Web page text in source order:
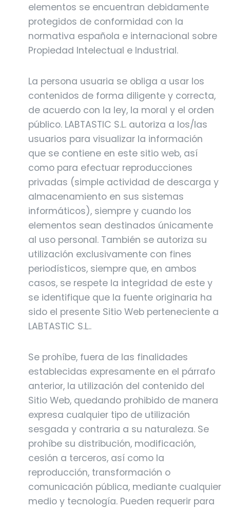
elementos se encuentran debidamente
protegidos de conformidad con la
normativa española e internacional sobre
Propiedad Intelectual e Industrial.
La persona usuaria se obliga a usar los
contenidos de forma diligente y correcta,
de acuerdo con la ley, la moral y el orden
público. LABTASTIC S.L. autoriza a los/las
usuarios para visualizar la información
que se contiene en este sitio web, así
como para efectuar reproducciones
privadas (simple actividad de descarga y
almacenamiento en sus sistemas
informáticos), siempre y cuando los
elementos sean destinados únicamente
al uso personal. También se autoriza su
utilización exclusivamente con fines
periodísticos, siempre que, en ambos
casos, se respete la integridad de este y
se identifique que la fuente originaria ha
sido el presente Sitio Web perteneciente a
LABTASTIC S.L..
Se prohíbe, fuera de las finalidades
establecidas expresamente en el párrafo
anterior, la utilización del contenido del
Sitio Web, quedando prohibido de manera
expresa cualquier tipo de utilización
sesgada y contraria a su naturaleza. Se
prohíbe su distribución, modificación,
cesión a terceros, así como la
reproducción, transformación o
comunicación pública, mediante cualquier
medio y tecnología. Pueden requerir para